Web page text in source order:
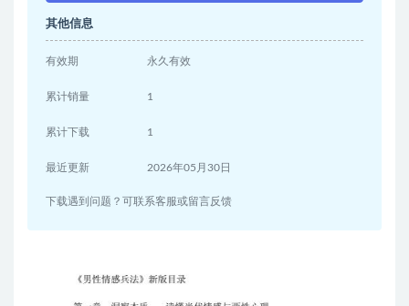
其他信息
有效期 永久有效
累计销量 1
累计下载 1
最近更新 2026年05月30日
下载遇到问题？可联系客服或留言反馈